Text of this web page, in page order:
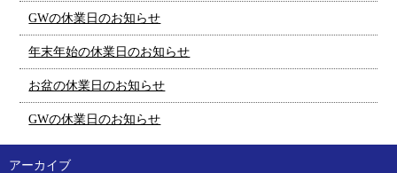
GWの休業日のお知らせ
年末年始の休業日のお知らせ
お盆の休業日のお知らせ
GWの休業日のお知らせ
アーカイブ